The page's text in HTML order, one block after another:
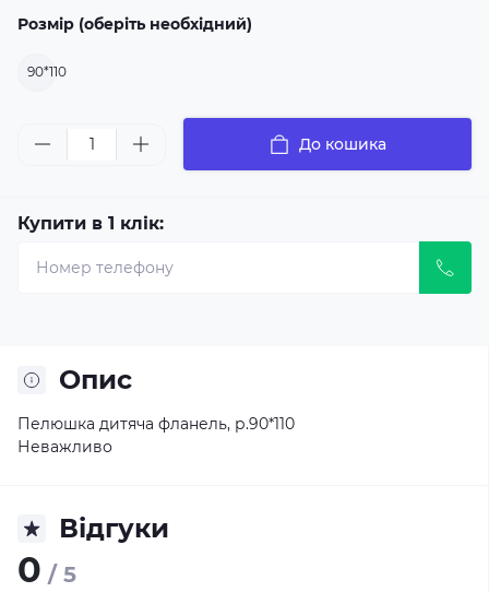
Розмір (оберіть необхідний)
90*110
До кошика
Купити в 1 клік:
Опис
Пелюшка дитяча фланель, р.90*110
Неважливо
Відгуки
0 / 5